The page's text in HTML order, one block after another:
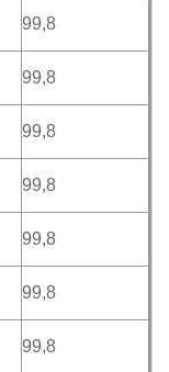
99,8
99,8
99,8
99,8
99,8
99,8
99,8